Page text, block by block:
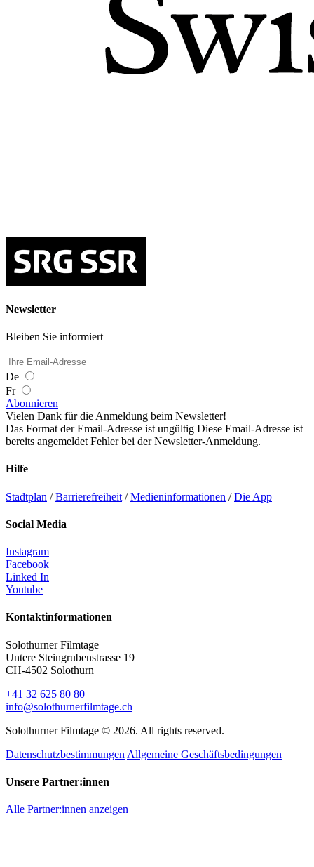
Newsletter
Bleiben Sie informiert
De
Fr
Abonnieren
Vielen Dank für die Anmeldung beim Newsletter!
Das Format der Email-Adresse ist ungültig Diese Email-Adresse ist
bereits angemeldet Fehler bei der Newsletter-Anmeldung.
Hilfe
Stadtplan /Barrierefreiheit /Medieninformationen /Die App
Social Media
Instagram
Facebook
Linked In
Youtube
Kontaktinformationen
Solothurner Filmtage
Untere Steingrubenstrasse 19
CH-4502 Solothurn
+41 32 625 80 80
info@solothurnerfilmtage.ch
Solothurner Filmtage © 2026. All rights reserved.
Datenschutzbestimmungen Allgemeine Geschäftsbedingungen
Unsere Partner:innen
Alle Partner:innen anzeigen